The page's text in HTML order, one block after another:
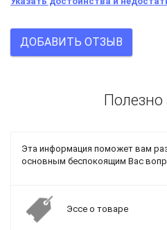
ДОБАВИТЬ ОТЗЫВ
Полезно
Эта информация поможет вам
основным беспокоящим Вас
Эссе о товаре